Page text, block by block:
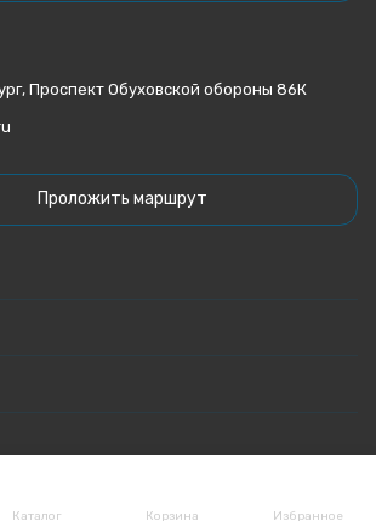
Каталог Корзина Избранное
Проспект Обуховской обороны 86К
Проложить маршрут
данных